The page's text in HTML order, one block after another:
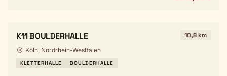
K11 BOULDERHALLE 10,8 km
Köln, Nordrhein-Westfalen
KLETTERHALLE BOULDERHALLE